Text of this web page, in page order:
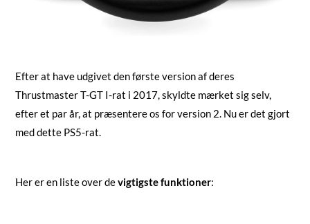
Efter at have udgivet den første version af deres
Thrustmaster T-GT I-rat i 2017, skyldte mærket sig selv,
efter et par år, at præsentere os for version 2. Nu er det gjort
med dette PS5-rat.
Her er en liste over devigtigste funktioner: